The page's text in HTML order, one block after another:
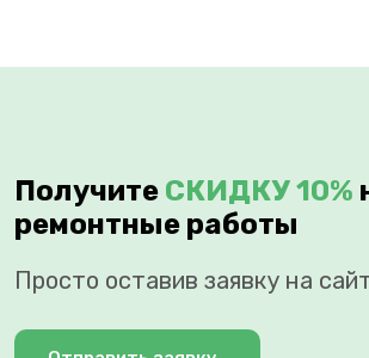
Получите СКИДКУ 10%
ремонтные работы
Просто оставив заявку на